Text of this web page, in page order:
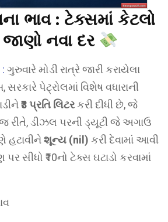
ભાવ : ટેક્સમાં કેટલો
નવા દર
ગુરુવારે મોડી રાત્રે જારી કરાયેલા
પેટ્રોલમાં વિશેષ વધારાની
₹3 પ્રતિ લિટરકરી દીધી છે, જે
જ રીતે, ડીઝલ પરની ડ્યૂટી જે અગાઉ
હટાવીનેશૂન્ય (nil) કરી દેવામાં આવી
સીધો ₹10નો ટેક્સ ઘટાડો કરવામાં